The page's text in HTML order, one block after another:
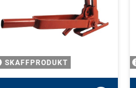
SKAFFPRODUKT